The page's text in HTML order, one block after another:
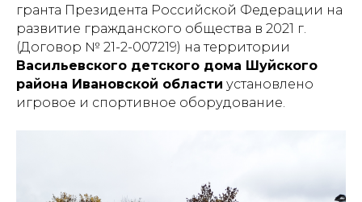
гранта Президента Российской Федерации на
развитие гражданского общества в 2021 г.
(Договор № 21-2-007219) на территории
Васильевского детского дома Шуйского
района Ивановской области установлено
игровое и спортивное оборудование.